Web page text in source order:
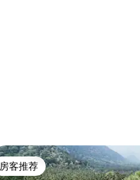
房客推荐
房客推荐